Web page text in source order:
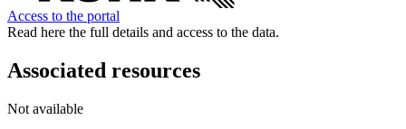
Access to the portal
Read here the full details and access to the data.
Associated resources
Not available